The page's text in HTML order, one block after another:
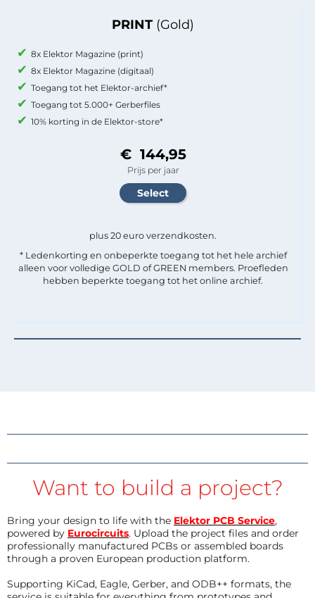
PRINT (Gold)
8x Elektor Magazine (print)
8x Elektor Magazine (digitaal)
Toegang tot het Elektor-archief*
Toegang tot 5.000+ Gerberfiles
10% korting in de Elektor-store*
€ 144,95
Prijs per jaar
plus 20 euro verzendkosten.
* Ledenkorting en onbeperkte toegang tot het hele archief
alleen voor volledige GOLD of GREEN members. Proefleden
hebben beperkte toegang tot het online archief.
Want to build a project?
Bring your design to life with the Elektor PCB Service,
powered by Eurocircuits. Upload the project files and order
professionally manufactured PCBs or assembled boards
through a proven European production platform.
Supporting KiCad, Eagle, Gerber, and ODB++ formats, the